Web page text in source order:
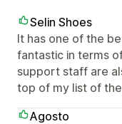
Selin Shoes
It has one of the
fantastic in terms
support staff are
top of my list of
Agosto